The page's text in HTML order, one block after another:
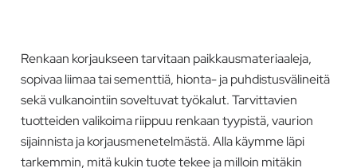
tuotteita
Suomessa.
Renkaan korjaukseen tarvitaan paikkausmateriaaleja,
sopivaa liimaa tai sementtiä, hionta- ja puhdistusvälineitä
sekä vulkanointiin soveltuvat työkalut. Tarvittavien
tuotteiden valikoima riippuu renkaan tyypistä, vaurion
sijainnista ja korjausmenetelmästä. Alla käymme läpi
tarkemmin, mitä kukin tuote tekee ja milloin mitäkin